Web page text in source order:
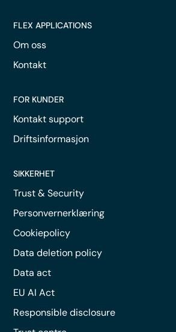
FLEX APPLICATIONS
Om oss
Kontakt
FOR KUNDER
Kontakt support
Driftsinformasjon
SIKKERHET
Trust & Security
Personvernerklæring
Cookiepolicy
Data deletion policy
Data act
EU AI Act
Responsible disclosure